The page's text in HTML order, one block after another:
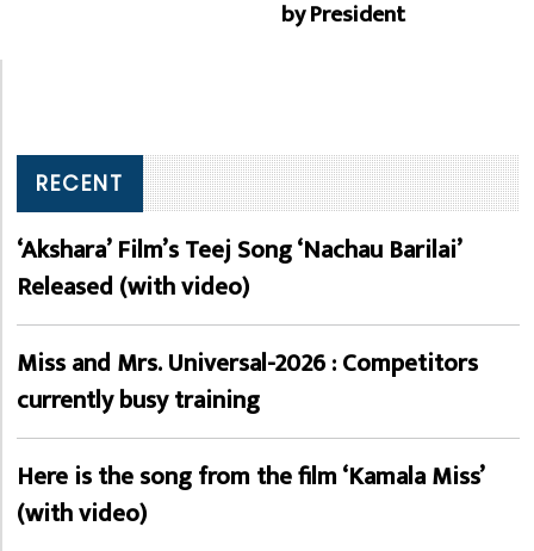
by President
RECENT
‘Akshara’ Film’s Teej Song ‘Nachau Barilai’
Released (with video)
Miss and Mrs. Universal-2026 : Competitors
currently busy training
Here is the song from the film ‘Kamala Miss’
(with video)